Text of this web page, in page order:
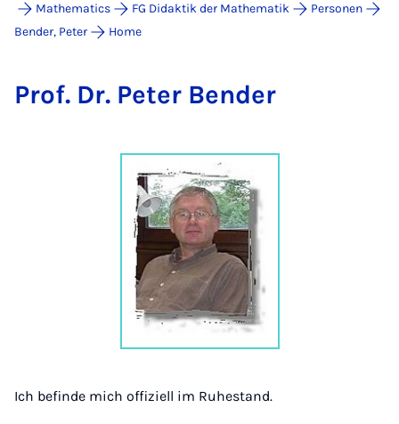
Mathematics
FG Didaktik der Mathematik
Personen
Bender, Peter
Home
Prof. Dr. Peter Bend­er
Ich befinde mich offiziell im Ruhestand.